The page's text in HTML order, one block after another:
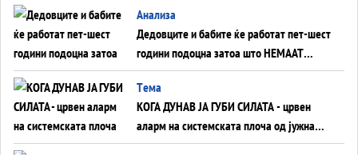
Анализа
Дедовците и бабите ќе работат пет-шест
години подоцна затоа што НЕМААТ
ВНУЦИ ДА ГИ ЗАМЕНАТ
Tема
КОГА ДУНАВ ЈА ГУБИ СИЛАТА - црвен
аларм на системската плоча од јужна
Германија до Црното Море...